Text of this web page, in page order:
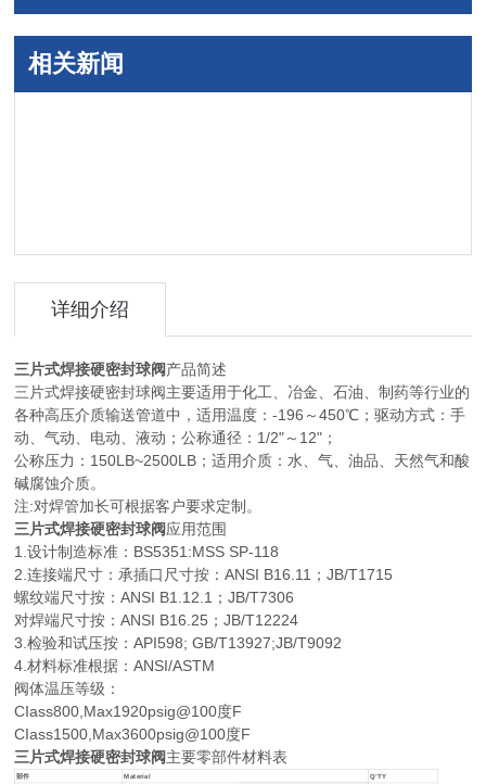
相关新闻
详细介绍
三片式焊接硬密封球阀产品简述
三片式焊接硬密封球阀主要适用于化工、冶金、石油、制药等行业的
各种高压介质输送管道中，适用温度：-196～450℃；驱动方式：手
动、气动、电动、液动；公称通径：1/2"～12"；
公称压力：150LB~2500LB；适用介质：水、气、油品、天然气和酸
碱腐蚀介质。
注:对焊管加长可根据客户要求定制。
三片式焊接硬密封球阀应用范围
1.设计制造标准：BS5351:MSS SP-118
2.连接端尺寸：承插口尺寸按：ANSI B16.11；JB/T1715
螺纹端尺寸按：ANSI B1.12.1；JB/T7306
对焊端尺寸按：ANSI B16.25；JB/T12224
3.检验和试压按：API598; GB/T13927;JB/T9092
4.材料标准根据：ANSI/ASTM
阀体温压等级：
CIass800,Max1920psig@100度F
CIass1500,Max3600psig@100度F
三片式焊接硬密封球阀主要零部件材料表
部件 Material Q’TY